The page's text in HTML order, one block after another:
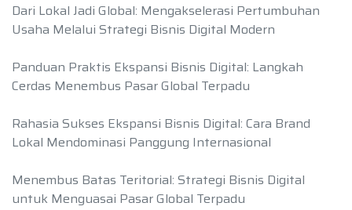
Dari Lokal Jadi Global: Mengakselerasi Pertumbuhan
Usaha Melalui Strategi Bisnis Digital Modern
Panduan Praktis Ekspansi Bisnis Digital: Langkah
Cerdas Menembus Pasar Global Terpadu
Rahasia Sukses Ekspansi Bisnis Digital: Cara Brand
Lokal Mendominasi Panggung Internasional
Menembus Batas Teritorial: Strategi Bisnis Digital
untuk Menguasai Pasar Global Terpadu